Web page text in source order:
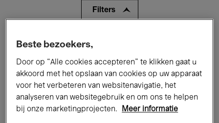
Filters
Alle evenementen
Tentoonstellingen Films
Performances Lezingen & Debatten
Jazz Klassieke Muziek Global Music
Beste bezoekers,
Door op “Alle cookies accepteren” te klikken gaat u
akkoord met het opslaan van cookies op uw apparaat
voor het verbeteren van websitenavigatie, het
analyseren van websitegebruik en om ons te helpen
bij onze marketingprojecten.
Meer informatie